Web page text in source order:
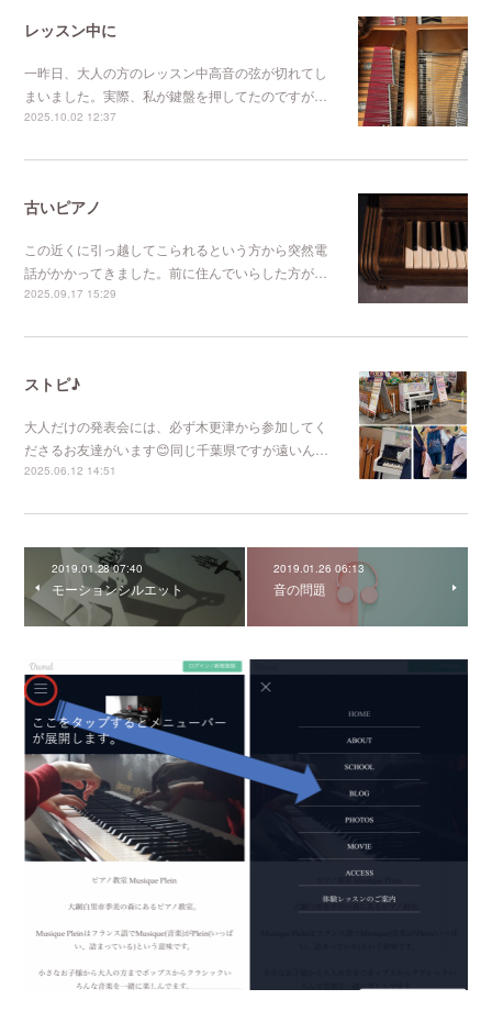
レッスン中に
一昨日、大人の方のレッスン中高音の弦が切れてし
まいました。実際、私が鍵盤を押してたのですが…
2025.10.02 12:37
古いピアノ
この近くに引っ越してこられるという方から突然電
話がかかってきました。前に住んでいらした方が…
2025.09.17 15:29
ストピ♪
大人だけの発表会には、必ず木更津から参加してく
ださるお友達がいます😊同じ千葉県ですが遠いん…
2025.06.12 14:51
2019.01.28 07:40
モーションシルエット
2019.01.26 06:13
音の問題